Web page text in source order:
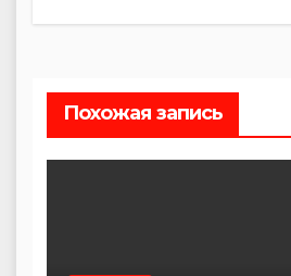
записям
Похожая запись